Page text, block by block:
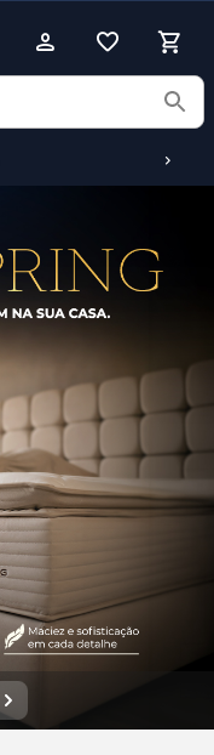
Próximo